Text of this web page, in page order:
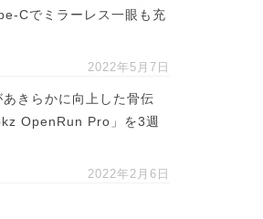
Cでミラーレス一眼も充
2022年5月7日
きらかに向上した骨伝
OpenRun Pro」を3週
2022年2月6日